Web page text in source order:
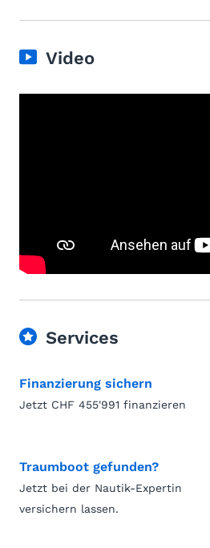
Video
Services
Finanzierung sichern
Jetzt CHF 455'991 finanzieren
Traumboot gefunden?
Jetzt bei der Nautik-Expertin
versichern lassen.